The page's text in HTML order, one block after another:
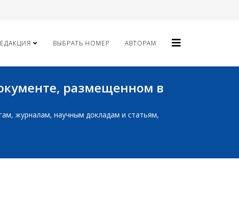
ВЫБРАТЬ НОМЕР АВТОРАМ
размещенном в
журналам, научным докладам и статьям,